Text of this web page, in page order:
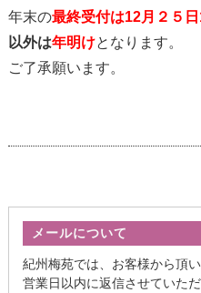
年末の最終受付は12月２５
以外は年明けとなります。
ご了承願います。
メールについて
紀州梅苑では、お客様から頂
営業日以内に返信させていた